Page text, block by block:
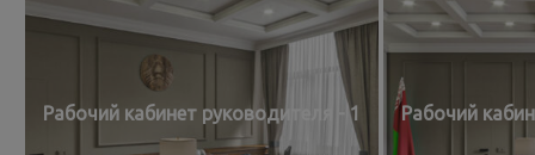
Рабочий кабинет руководителя - 1 Рабочий